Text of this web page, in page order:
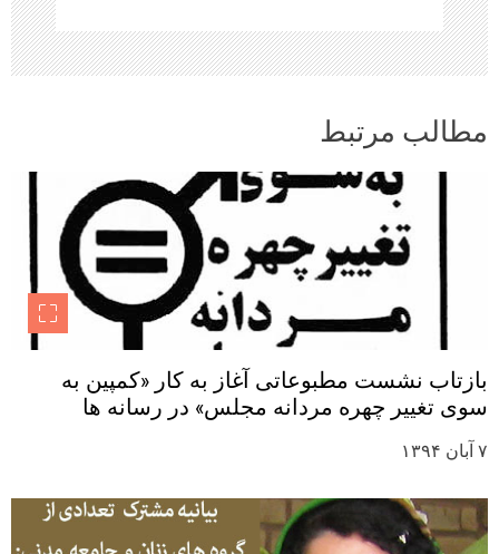
مطالب مرتبط
بازتاب نشست مطبوعاتی آغاز به کار «کمپین به
سوی تغییر چهره مردانه مجلس» در رسانه ها
۷ آبان ۱۳۹۴